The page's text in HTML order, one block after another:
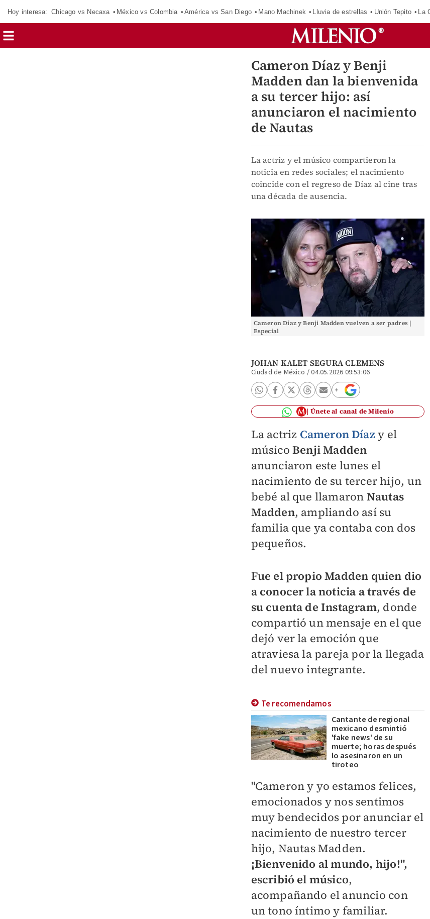
Hoy interesa: Chicago vs Necaxa México vs Colombia América vs San Diego Mano Machinek Lluvia de estrellas Unión Tepito La
Cameron Díaz y Benji
Madden dan la bienvenida
a su tercer hijo: así
anunciaron el nacimiento
de Nautas
La actriz y el músico compartieron la
noticia en redes sociales; el nacimiento
coincide con el regreso de Díaz al cine tras
una década de ausencia.
Cameron Díaz y Benji Madden vuelven a ser padres |
Especial
JOHAN KALET SEGURA CLEMENS
Ciudad de México /04.05.2026 09:53:06
Únete al canal de Milenio
La actriz Cameron Díazy el
músico Benji Madden
anunciaron este lunes el
nacimiento de su tercer hijo, un
bebé al que llamaron Nautas
Madden, ampliando así su
familia que ya contaba con dos
pequeños.
Fue el propio Madden quien dio
a conocer la noticia a través de
su cuenta de Instagram, donde
compartió un mensaje en el que
dejó ver la emoción que
atraviesa la pareja por la llegada
del nuevo integrante.
Te recomendamos
Cantante de regional
mexicano desmintió
'fake news' de su
muerte; horas después
lo asesinaron en un
tiroteo
"Cameron y yo estamos felices,
emocionados y nos sentimos
muy bendecidos por anunciar el
nacimiento de nuestro tercer
hijo, Nautas Madden.
¡Bienvenido al mundo, hijo!",
escribió el músico,
acompañando el anuncio con
un tono íntimo y familiar.